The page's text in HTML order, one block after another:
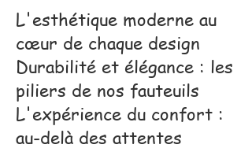
L'esthétique moderne au
cœur de chaque design
Durabilité et élégance : les
piliers de nos fauteuils
L'expérience du confort :
au-delà des attentes